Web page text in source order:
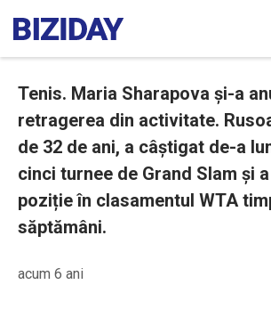
Tenis. Maria Sharapova și-a
retragerea din activitate.
de 32 de ani, a câștigat de-a
cinci turnee de Grand Slam și
poziție în clasamentul WTA
săptămâni.
acum 6 ani